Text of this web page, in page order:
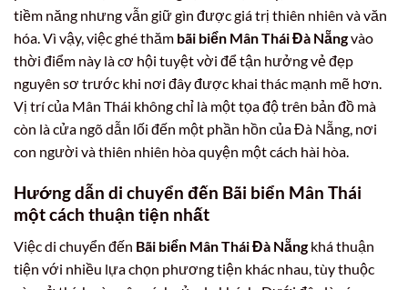
tiềm năng nhưng vẫn giữ gìn được giá trị thiên nhiên và văn
hóa. Vì vậy, việc ghé thăm bãi biển Mân Thái Đà Nẵngvào
thời điểm này là cơ hội tuyệt vời để tận hưởng vẻ đẹp
nguyên sơ trước khi nơi đây được khai thác mạnh mẽ hơn.
Vị trí của Mân Thái không chỉ là một tọa độ trên bản đồ mà
còn là cửa ngõ dẫn lối đến một phần hồn của Đà Nẵng, nơi
con người và thiên nhiên hòa quyện một cách hài hòa.
Hướng dẫn di chuyển đến Bãi biển Mân Thái
một cách thuận tiện nhất
Việc di chuyển đến Bãi biển Mân Thái Đà Nẵngkhá thuận
tiện với nhiều lựa chọn phương tiện khác nhau, tùy thuộc